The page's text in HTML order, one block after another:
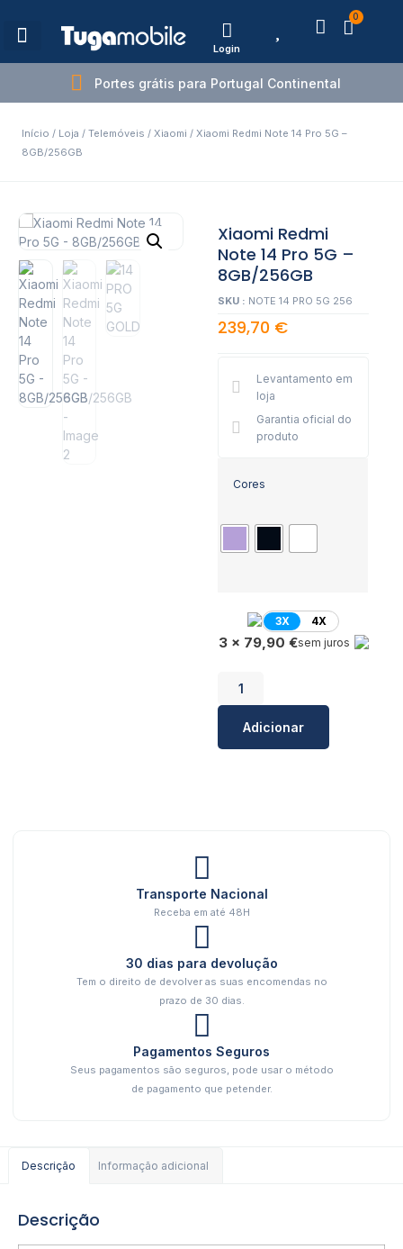
Login
0
Portes grátis para Portugal Continental
Início / Loja / Telemóveis / Xiaomi / Xiaomi Redmi Note 14 Pro 5G –
8GB/256GB
Xiaomi Redmi
Note 14 Pro 5G –
8GB/256GB
SKU : NOTE 14 PRO 5G 256
239,70 €
Levantamento em
loja
Garantia oficial do
produto
Cores
3X 4X
3 x 79,90 €sem juros
Adicionar
Transporte Nacional
Receba em até 48H
30 dias para devolução
Tem o direito de devolver as suas encomendas no
prazo de 30 dias.
Pagamentos Seguros
Seus pagamentos são seguros, pode usar o método
de pagamento que petender.
Descrição Informação adicional
Descrição